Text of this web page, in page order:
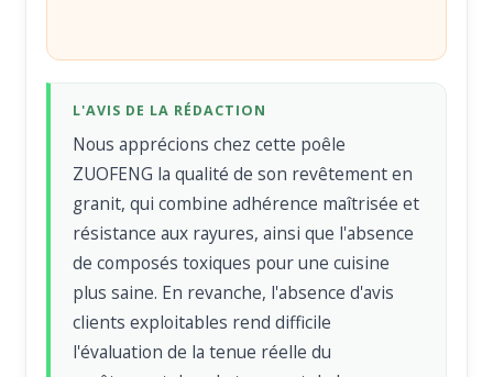
L'AVIS DE LA RÉDACTION
Nous apprécions chez cette poêle
ZUOFENG la qualité de son revêtement en
granit, qui combine adhérence maîtrisée et
résistance aux rayures, ainsi que l'absence
de composés toxiques pour une cuisine
plus saine. En revanche, l'absence d'avis
clients exploitables rend difficile
l'évaluation de la tenue réelle du